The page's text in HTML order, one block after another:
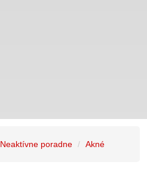
Neaktívne poradne Akné